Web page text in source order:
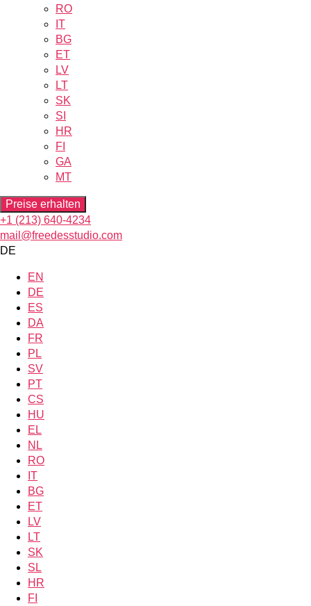
RO
IT
BG
ET
LV
LT
SK
SI
HR
FI
GA
MT
Preise erhalten
+1 (213) 640-4234
mail@freedesstudio.com
DE
EN
DE
ES
DA
FR
PL
SV
PT
CS
HU
EL
NL
RO
IT
BG
ET
LV
LT
SK
SL
HR
FI